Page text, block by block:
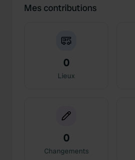
Mes contributions
0
Lieux
0
Changements